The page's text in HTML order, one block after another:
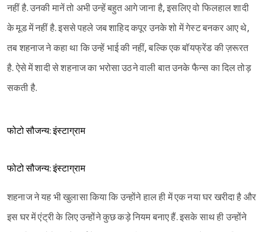
नहीं है. उनकी मानें तो अभी उन्हें बहुत आगे जाना है, इसलिए वो फिलहाल शादी
के मूड में नहीं है. इससे पहले जब शाहिद कपूर उनके शो में गेस्ट बनकर आए थे,
तब शहनाज ने कहा था कि उन्हें भाई की नहीं, बल्कि एक बॉयफ्रेंड की ज़रूरत
है. ऐसे में शादी से शहनाज का भरोसा उठने वाली बात उनके फैन्स का दिल तोड़
सकती है.
फोटो सौजन्य: इंस्टाग्राम
फोटो सौजन्य: इंस्टाग्राम
शहनाज ने यह भी खुलासा किया कि उन्होंने हाल ही में एक नया घर खरीदा है और
इस घर में एंट्री के लिए उन्होंने कुछ कड़े नियम बनाए हैं. इसके साथ ही उन्होंने